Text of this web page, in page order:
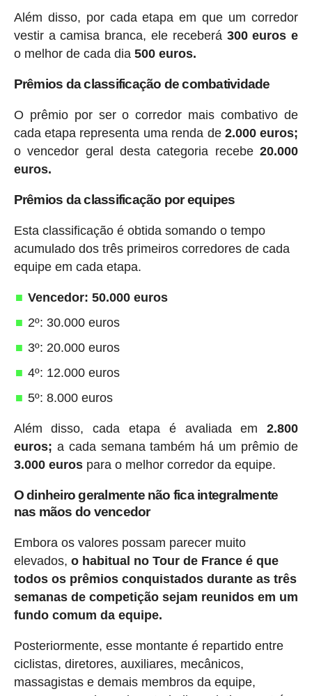
Além disso, por cada etapa em que um corredor
vestir a camisa branca, ele receberá 300 euros e
o melhor de cada dia 500 euros.
Prêmios da classificação de combatividade
O prêmio por ser o corredor mais combativo de
cada etapa representa uma renda de 2.000 euros;
o vencedor geral desta categoria recebe20.000
euros.
Prêmios da classificação por equipes
Esta classificação é obtida somando o tempo
acumulado dos três primeiros corredores de cada
equipe em cada etapa.
Vencedor: 50.000 euros
2º: 30.000 euros
3º: 20.000 euros
4º: 12.000 euros
5º: 8.000 euros
Além disso, cada etapa é avaliada em2.800
euros; a cada semana também há um prêmio de
3.000 eurospara o melhor corredor da equipe.
O dinheiro geralmente não fica integralmente
nas mãos do vencedor
Embora os valores possam parecer muito
elevados, o habitual no Tour de France é que
todos os prêmios conquistados durante as três
semanas de competição sejam reunidos em um
fundo comum da equipe.
Posteriormente, esse montante é repartido entre
ciclistas, diretores, auxiliares, mecânicos,
massagistas e demais membros da equipe,